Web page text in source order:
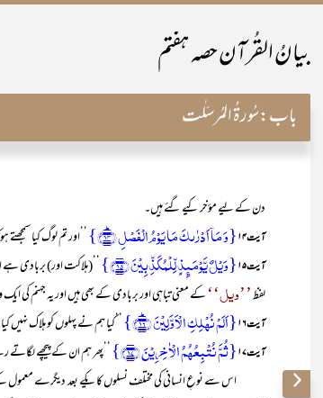
بیانُ القُرآن حصہ ہفتم
باب:سُورۃُ المُرسَلٰت
دن کے لیے مؤخر کیے گئے ہیں۔
آیت ۱۴ {وَ مَاۤ اَدۡرٰىکَ مَا یَوۡمُ الۡفَصۡلِ ﴿ؕ۱۴﴾} ’’اور تم لوگ کیا سمجھتے
آیت ۱۵ {وَیۡلٌ یَّوۡمَئِذٍ لِّلۡمُکَذِّبِیۡنَ ﴿۱۵﴾}
’’(ہلاکت اور) بربادی
لفظ’’ویل‘‘کے معنی تباہی اور بربادی کے بھی ہیں اور یہ جہنم کی
آیت ۱۶ {اَلَمۡ نُہۡلِکِ الۡاَوَّلِیۡنَ ﴿ؕ۱۶﴾} ’’کیا ہم نے پہلوں کو ہلاک نہیں کیا
آیت ۱۷ {ثُمَّ نُتۡبِعُہُمُ الۡاٰخِرِیۡنَ ﴿۱۷﴾}
’’پھر ہم ان کے پیچھے لگاتے
اس سے نوعِ انسانی کی مختلف نسلوں کا یکے بعد دیگرے معمول کے